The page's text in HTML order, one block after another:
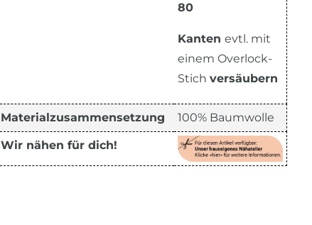
80
Kanten evtl. mit
einem Overlock-
Stich versäubern
Materialzusammensetzung 100% Baumwolle
Wir nähen für dich!